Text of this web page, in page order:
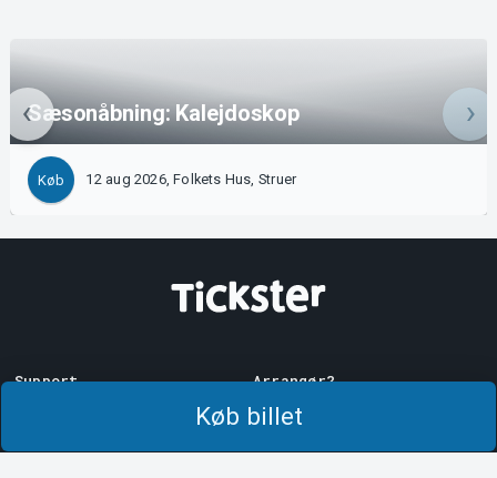
Køb billet
Sæsonåbning: Kalejdoskop
Køb 12 aug 2026, Folkets Hus, Struer
Support
Arrangør?
Sælg med os!